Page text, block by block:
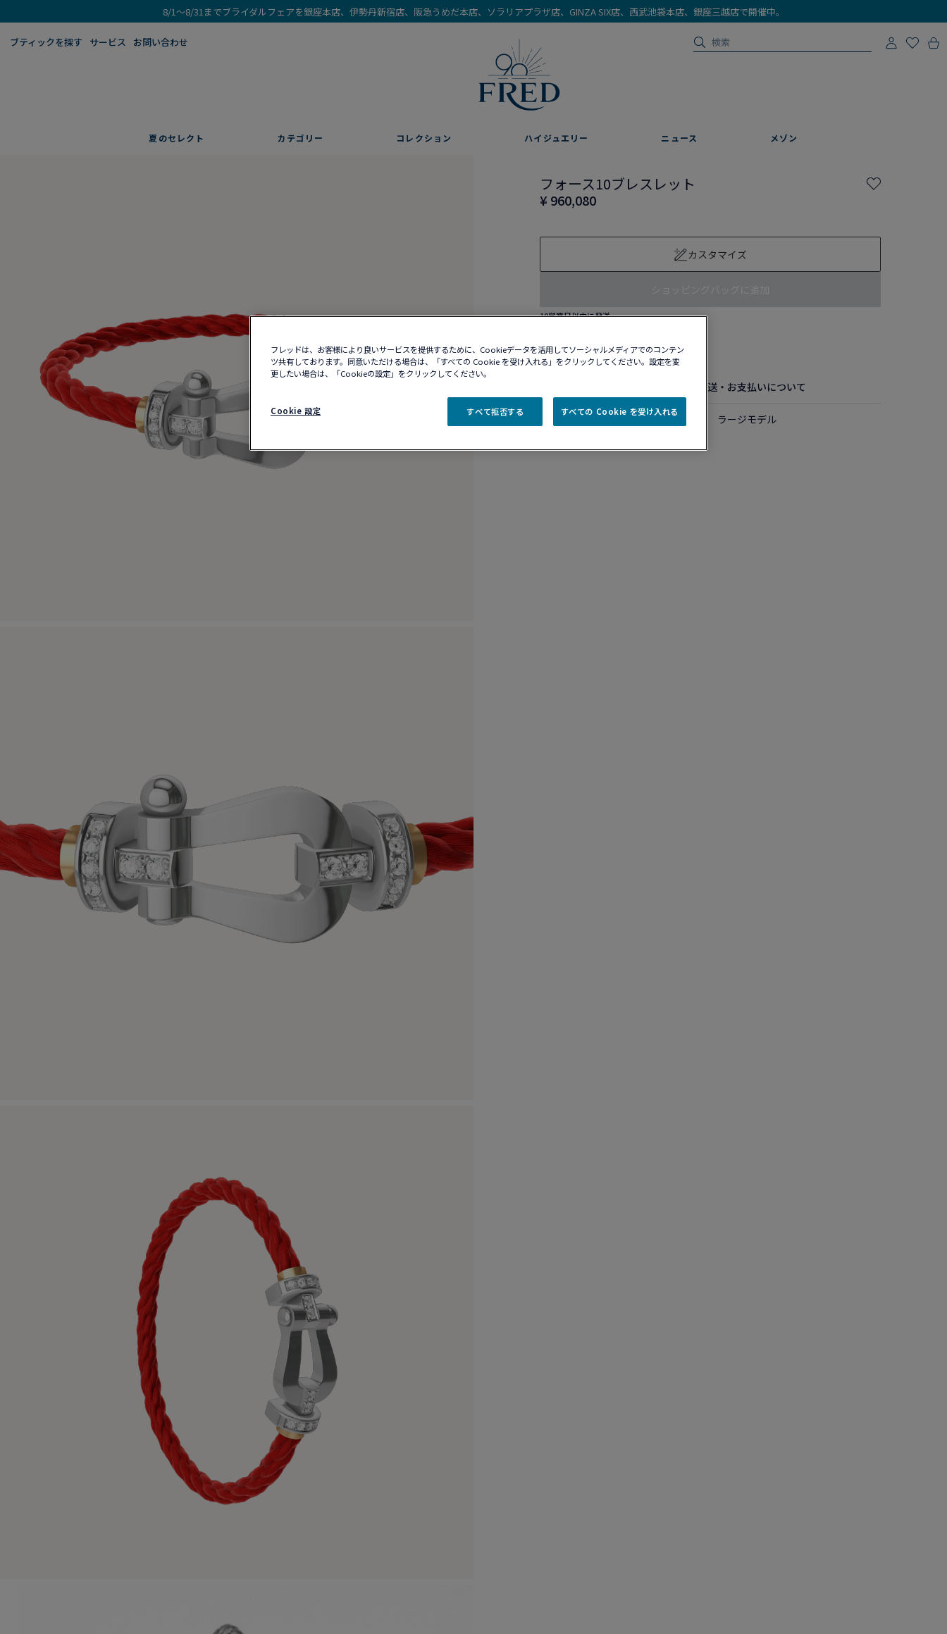
8/1～8/31までブライダルフェアを銀座本店、伊勢丹新宿店、阪急うめだ本店、ソラリアプラザ店、GINZA SIX店、西武池袋本店、銀座三越店で開催中。
ブティックを探す​ サービス お問い合わせ
夏のセレクト カテゴリー コレクション ハイジュエリー ニュース メゾン
フォース10ブレスレット
¥ 960,080
カスタマイズ
10営業日以内に発送
配送・お支払いについて
18K ホワイトゴールド ダイアモンド ラージモデル
フレッドは、お客様により良いサービスを提供するために、Cookieデータを活用してソーシャルメディアでのコンテン
ツ共有しております。同意いただける場合は、「すべての Cookie を受け入れる」をクリックしてください。設定を変
更したい場合は、「Cookieの設定」をクリックしてください。
Cookie 設定 すべて拒否する すべての Cookie を受け入れる